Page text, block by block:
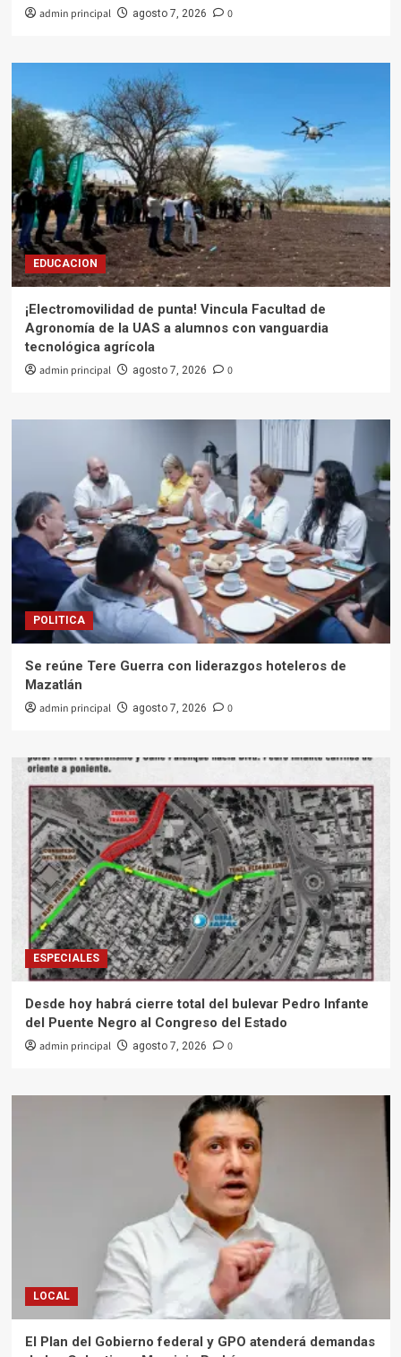
admin principal agosto 7, 2026 0
EDUCACION
¡Electromovilidad de punta! Vincula Facultad de
Agronomía de la UAS a alumnos con vanguardia
tecnológica agrícola
admin principal agosto 7, 2026 0
POLITICA
Se reúne Tere Guerra con liderazgos hoteleros de
Mazatlán
admin principal agosto 7, 2026 0
ESPECIALES
Desde hoy habrá cierre total del bulevar Pedro Infante
del Puente Negro al Congreso del Estado
admin principal agosto 7, 2026 0
LOCAL
El Plan del Gobierno federal y GPO atenderá demandas